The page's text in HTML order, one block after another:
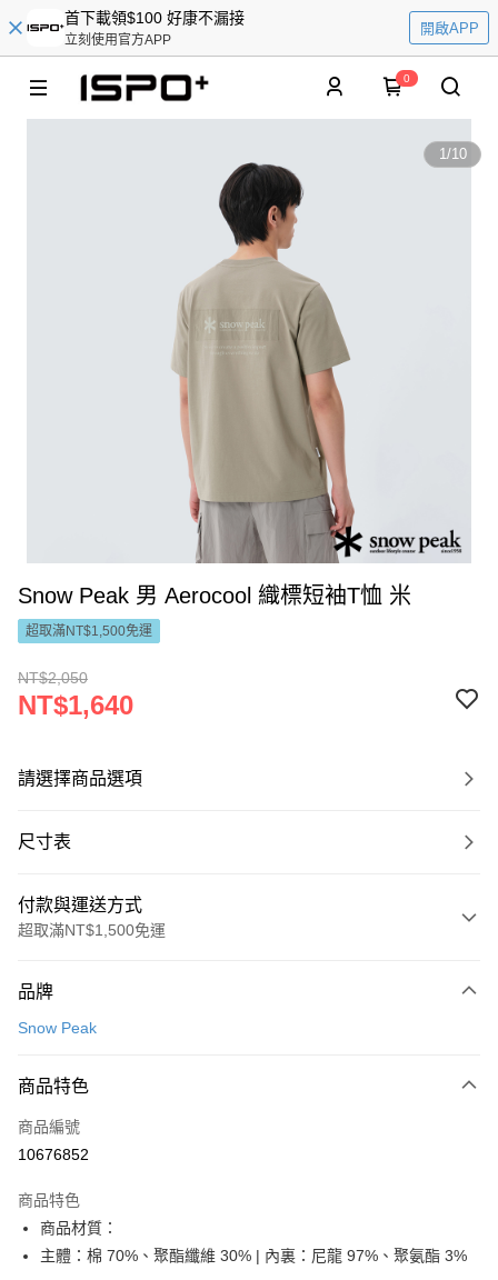
首下載領$100 好康不漏接
立刻使用官方APP
開啟APP
0
1/10
Snow Peak 男 Aerocool 織標短袖T恤 米
超取滿NT$1,500免運
NT$2,050
NT$1,640
請選擇商品選項
尺寸表
付款與運送方式
超取滿NT$1,500免運
信用卡一次付款
Apple Pay
悠遊付
7-11取貨(快速到店)
每筆NT$100，滿NT$1,500(含以上)免運費
品牌
Snow Peak
商品特色
商品編號
10676852
商品特色
商品材質：
主體：棉 70%、聚酯纖維 30% | 內裏：尼龍 97%、聚氨酯 3%